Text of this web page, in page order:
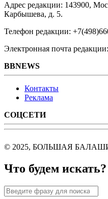
Адрес редакции: 143900,
Карбышева, д. 5.
Телефон редакции:
Электронная почта
BBNEWS
Контакты
Реклама
СОЦСЕТИ
© 2025, БОЛЬШАЯ
Что будем искать?